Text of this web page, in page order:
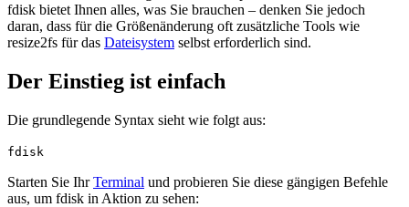
fdisk bietet Ihnen alles, was Sie brauchen – denken Sie jedoch
daran, dass für die Größenänderung oft zusätzliche Tools wie
resize2fs für das Dateisystem selbst erforderlich sind.
Der Einstieg ist einfach
Die grundlegende Syntax sieht wie folgt aus:
fdisk
Starten Sie IhrTerminal und probieren Sie diese gängigen Befehle
aus, um fdisk in Aktion zu sehen: